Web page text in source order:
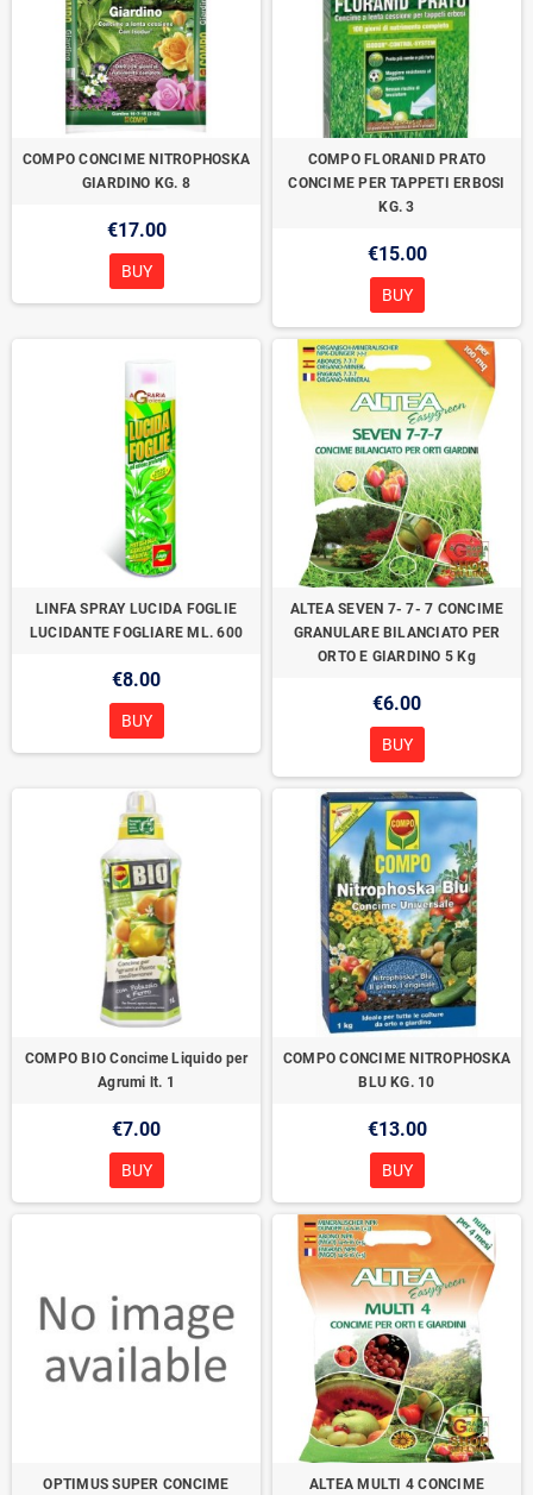
COMPO CONCIME NITROPHOSKA
GIARDINO KG. 8
€17.00
BUY
COMPO FLORANID PRATO
CONCIME PER TAPPETI ERBOSI
KG. 3
€15.00
BUY
LINFA SPRAY LUCIDA FOGLIE
LUCIDANTE FOGLIARE ML. 600
€8.00
BUY
ALTEA SEVEN 7- 7- 7 CONCIME
GRANULARE BILANCIATO PER
ORTO E GIARDINO 5 Kg
€6.00
BUY
COMPO BIO Concime Liquido per
Agrumi lt. 1
€7.00
BUY
COMPO CONCIME NITROPHOSKA
BLU KG. 10
€13.00
BUY
OPTIMUS SUPER CONCIME
ALTEA MULTI 4 CONCIME